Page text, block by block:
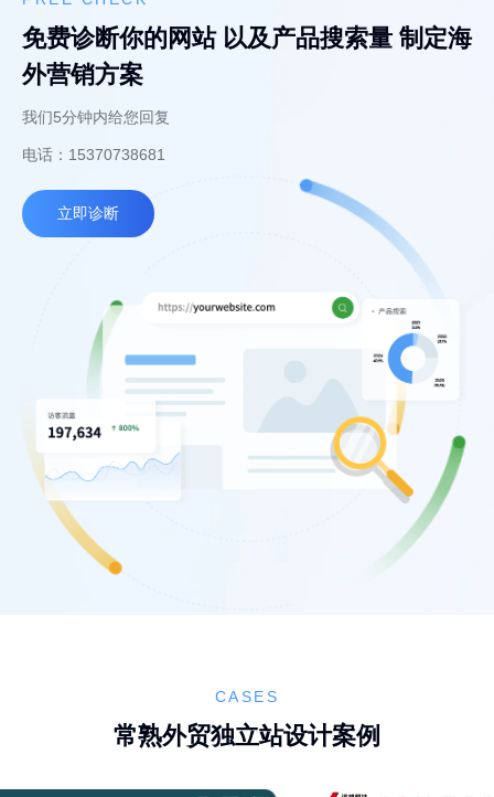
免费诊断你的网站 以及产品搜索量 制定海
外营销方案
我们5分钟内给您回复
电话：15370738681
立即诊断
CASES
常熟外贸独立站设计案例